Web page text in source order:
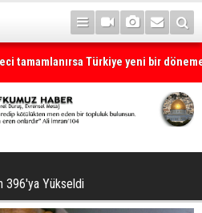
tamamlanırsa Türkiye yeni bir
396'ya Yükseldi